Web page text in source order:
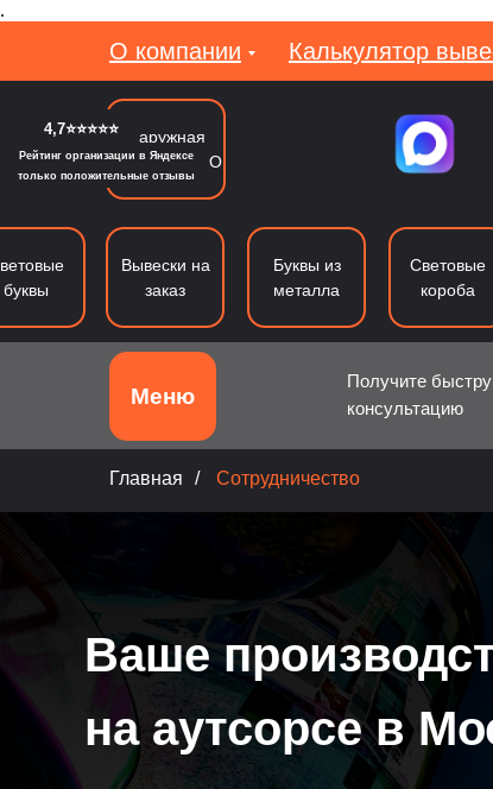
.
О компании Калькулятор
Наружная
реклама в МО
Объемные буквы
буквы
Вывески на
заказ
Буквы из
металла
Световые
короба
Получите
консультацию
Меню
Главная / Сотрудничество
Ваше
на аутсорсе в
4,7⭐⭐⭐⭐⭐
Рейтинг организации в Яндексе
только положительные отзывы